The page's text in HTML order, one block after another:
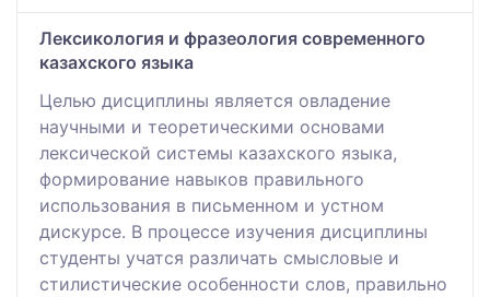
Лексикология и фразеология современного
казахского языка
Целью дисциплины является овладение
научными и теоретическими основами
лексической системы казахского языка,
формирование навыков правильного
использования в письменном и устном
дискурсе. В процессе изучения дисциплины
студенты учатся различать смысловые и
стилистические особенности слов, правильно